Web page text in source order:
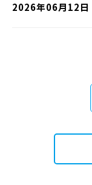
2026年06月12日